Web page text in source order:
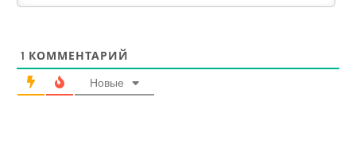
1 КОММЕНТАРИЙ
Новые